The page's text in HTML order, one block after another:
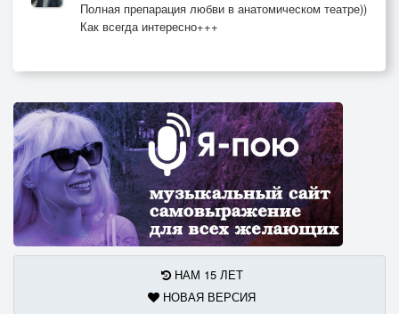
Полная препарация любви в анатомическом театре))
Как всегда интересно+++
НАМ 15 ЛЕТ
НОВАЯ ВЕРСИЯ